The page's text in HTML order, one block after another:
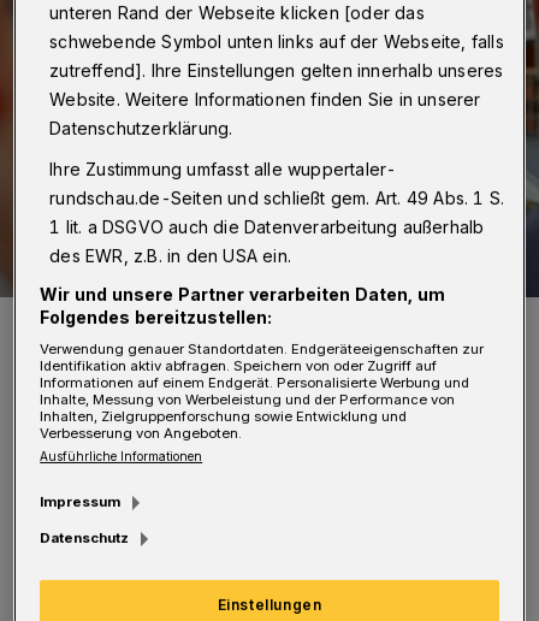
Kämmerer Dr. Johannes Slawig.
Foto: Christoph Petersen
A uch beim ausgelagerten Corona-
Sonderhaushalt sei zurzeit eine positive
Entwicklung zu beobachten. Hier werde mit
Verbesserungen von rund 13 Millionen Euro –
unteren Rand der Webseite klicken [oder das
schwebende Symbol unten links auf der Webseite, falls
zutreffend]. Ihre Einstellungen gelten innerhalb unseres
Website. Weitere Informationen finden Sie in unserer
Datenschutzerklärung.
Ihre Zustimmung umfasst alle wuppertaler-
rundschau.de-Seiten und schließt gem. Art. 49 Abs. 1 S.
1 lit. a DSGVO auch die Datenverarbeitung außerhalb
des EWR, z.B. in den USA ein.
Wir und unsere Partner verarbeiten Daten, um
Folgendes bereitzustellen:
Verwendung genauer Standortdaten. Endgeräteeigenschaften zur
Identifikation aktiv abfragen. Speichern von oder Zugriff auf
Informationen auf einem Endgerät. Personalisierte Werbung und
Inhalte, Messung von Werbeleistung und der Performance von
Inhalten, Zielgruppenforschung sowie Entwicklung und
Verbesserung von Angeboten.
Ausführliche Informationen
Impressum
Datenschutz
Einstellungen